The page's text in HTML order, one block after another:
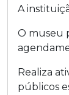
A
O museu
Realiza
públicos